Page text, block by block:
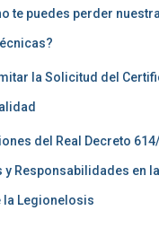
te puedes perder
la Solicitud del
del Real Decreto
y Responsabilidades en
la Legionelosis